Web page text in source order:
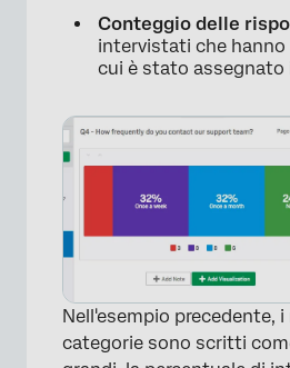
Conteggio delle
intervistati che hanno
cui è stato assegnato
Nell'esempio precedente,
categorie sono scritti